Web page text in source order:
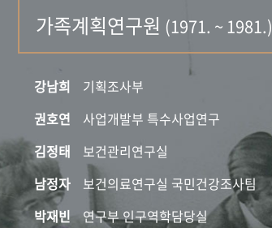
가족계획연구원 (1971. ~ 1981.)
강남희 기획조사부
권호연
사업개발부 특수사업연구
김정태
보건관리연구실
남정자
보건의료연구실 국민건강조사팀
박재빈
연구부 인구역학담당실